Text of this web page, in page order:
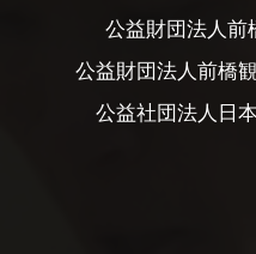
公益財団法人前
公益財団法人前橋
公益社団法人日